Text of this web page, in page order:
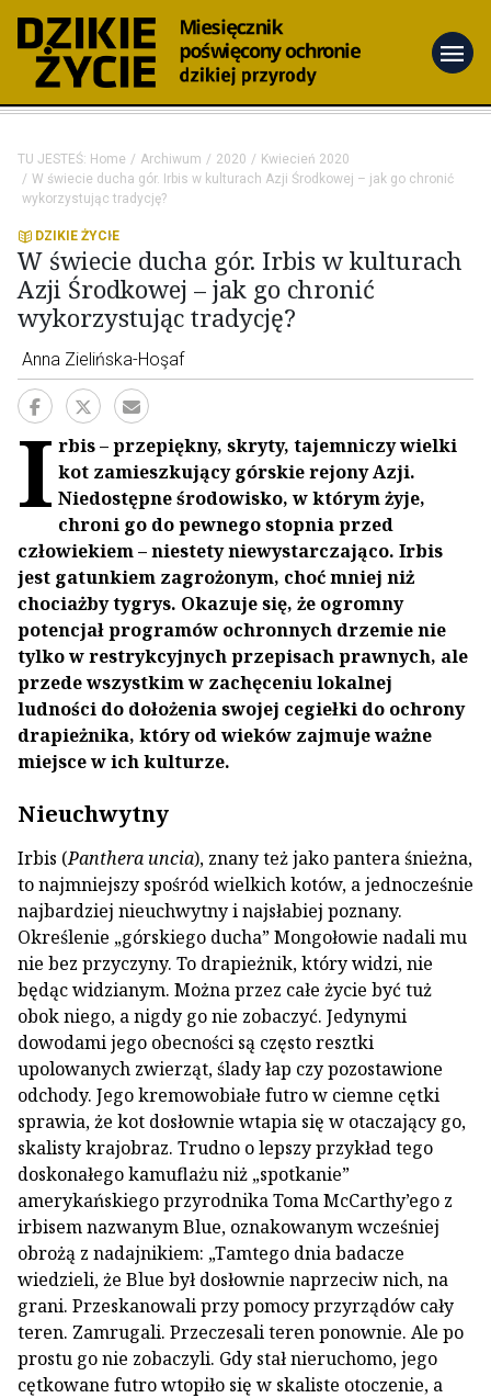
menu
TU JESTEŚ: Home Archiwum 2020
Kwiecień 2020
W świecie ducha gór. Irbis w kulturach Azji Środkowej – jak go chronić
wykorzystując tradycję?
DZIKIE ŻYCIE
W świecie ducha gór. Irbis w kulturach
Azji Środkowej – jak go chronić
wykorzystując tradycję?
Anna Zielińska-Hoşaf
I rbis – przepiękny, skryty, tajemniczy wielki
kot zamieszkujący górskie rejony Azji.
Niedostępne środowisko, w którym żyje,
chroni go do pewnego stopnia przed
człowiekiem – niestety niewystarczająco. Irbis
jest gatunkiem zagrożonym, choć mniej niż
chociażby tygrys. Okazuje się, że ogromny
potencjał programów ochronnych drzemie nie
tylko w restrykcyjnych przepisach prawnych, ale
przede wszystkim w zachęceniu lokalnej
ludności do dołożenia swojej cegiełki do ochrony
drapieżnika, który od wieków zajmuje ważne
miejsce w ich kulturze.
Nieuchwytny
Irbis (Panthera uncia), znany też jako pantera śnieżna,
to najmniejszy spośród wielkich kotów, a jednocześnie
najbardziej nieuchwytny i najsłabiej poznany.
Określenie „górskiego ducha” Mongołowie nadali mu
nie bez przyczyny. To drapieżnik, który widzi, nie
będąc widzianym. Można przez całe życie być tuż
obok niego, a nigdy go nie zobaczyć. Jedynymi
dowodami jego obecności są często resztki
upolowanych zwierząt, ślady łap czy pozostawione
odchody. Jego kremowobiałe futro w ciemne cętki
sprawia, że kot dosłownie wtapia się w otaczający go,
skalisty krajobraz. Trudno o lepszy przykład tego
doskonałego kamuflażu niż „spotkanie”
amerykańskiego przyrodnika Toma McCarthy’ego z
irbisem nazwanym Blue, oznakowanym wcześniej
obrożą z nadajnikiem: „Tamtego dnia badacze
wiedzieli, że Blue był dosłownie naprzeciw nich, na
grani. Przeskanowali przy pomocy przyrządów cały
teren. Zamrugali. Przeczesali teren ponownie. Ale po
prostu go nie zobaczyli. Gdy stał nieruchomo, jego
cętkowane futro wtopiło się w skaliste otoczenie, a